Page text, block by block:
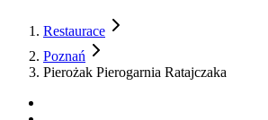
Restaurace
Poznań
Pierożak Pierogarnia Ratajczaka